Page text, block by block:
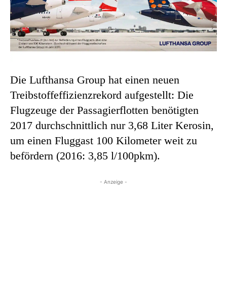
Die Lufthansa Group hat einen neuen
Treibstoffeffizienzrekord aufgestellt: Die
Flugzeuge der Passagierflotten benötigten
2017 durchschnittlich nur 3,68 Liter Kerosin,
um einen Fluggast 100 Kilometer weit zu
befördern (2016: 3,85 l/100pkm).
- Anzeige -